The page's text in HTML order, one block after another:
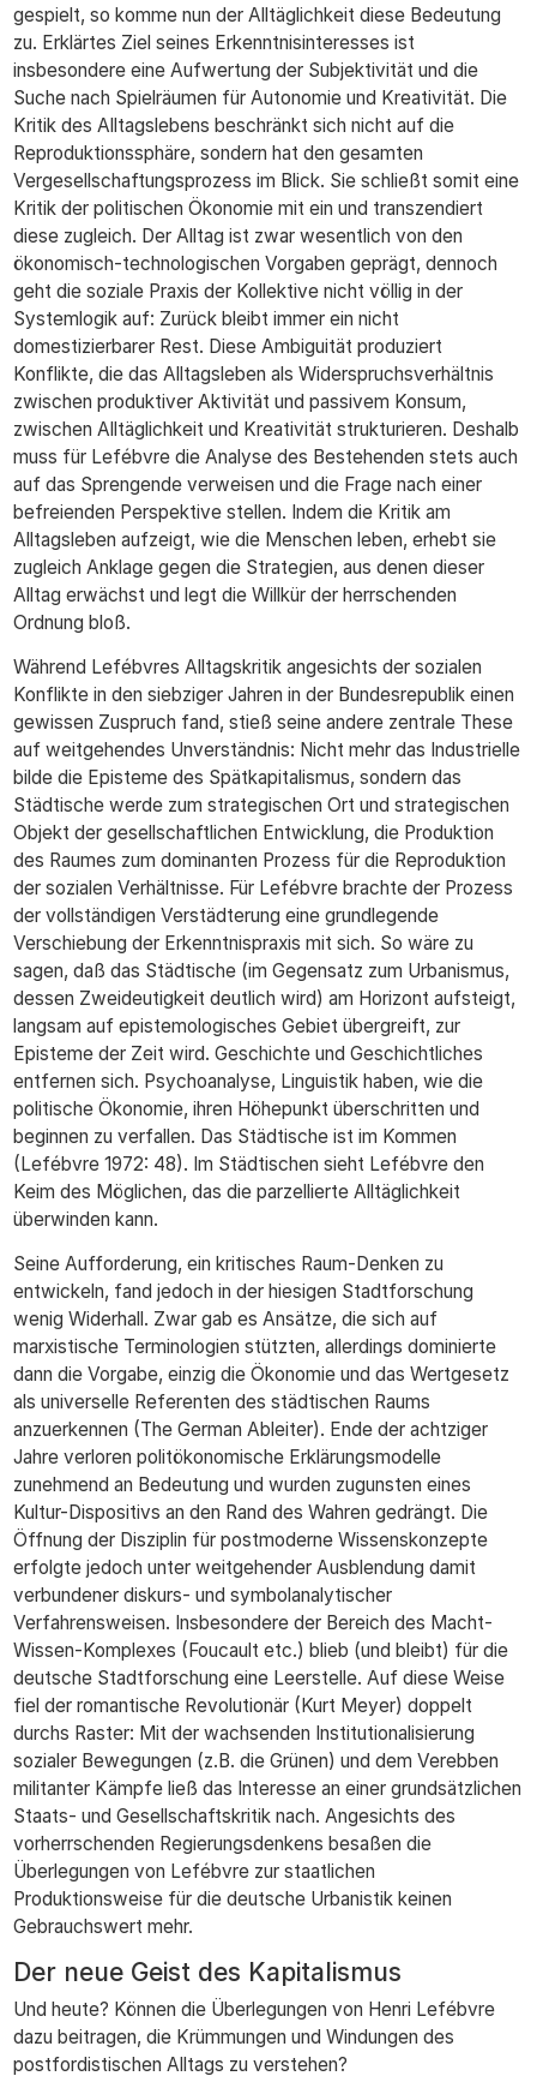
gespielt, so komme nun der Alltäglichkeit diese Bedeutung
zu. Erklärtes Ziel seines Erkenntnisinteresses ist
insbesondere eine Aufwertung der Subjektivität und die
Suche nach Spielräumen für Autonomie und Kreativität. Die
Kritik des Alltagslebens beschränkt sich nicht auf die
Reproduktionssphäre, sondern hat den gesamten
Vergesellschaftungsprozess im Blick. Sie schließt somit eine
Kritik der politischen Ökonomie mit ein und transzendiert
diese zugleich. Der Alltag ist zwar wesentlich von den
ökonomisch-technologischen Vorgaben geprägt, dennoch
geht die soziale Praxis der Kollektive nicht völlig in der
Systemlogik auf: Zurück bleibt immer ein nicht
domestizierbarer Rest. Diese Ambiguität produziert
Konflikte, die das Alltagsleben als Widerspruchsverhältnis
zwischen produktiver Aktivität und passivem Konsum,
zwischen Alltäglichkeit und Kreativität strukturieren. Deshalb
muss für Lefébvre die Analyse des Bestehenden stets auch
auf das Sprengende verweisen und die Frage nach einer
befreienden Perspektive stellen. Indem die Kritik am
Alltagsleben aufzeigt, wie die Menschen leben, erhebt sie
zugleich Anklage gegen die Strategien, aus denen dieser
Alltag erwächst und legt die Willkür der herrschenden
Ordnung bloß.
Während Lefébvres Alltagskritik angesichts der sozialen
Konflikte in den siebziger Jahren in der Bundesrepublik einen
gewissen Zuspruch fand, stieß seine andere zentrale These
auf weitgehendes Unverständnis: Nicht mehr das Industrielle
bilde die Episteme des Spätkapitalismus, sondern das
Städtische werde zum strategischen Ort und strategischen
Objekt der gesellschaftlichen Entwicklung, die Produktion
des Raumes zum dominanten Prozess für die Reproduktion
der sozialen Verhältnisse. Für Lefébvre brachte der Prozess
der vollständigen Verstädterung eine grundlegende
Verschiebung der Erkenntnispraxis mit sich. So wäre zu
sagen, daß das Städtische (im Gegensatz zum Urbanismus,
dessen Zweideutigkeit deutlich wird) am Horizont aufsteigt,
langsam auf epistemologisches Gebiet übergreift, zur
Episteme der Zeit wird. Geschichte und Geschichtliches
entfernen sich. Psychoanalyse, Linguistik haben, wie die
politische Ökonomie, ihren Höhepunkt überschritten und
beginnen zu verfallen. Das Städtische ist im Kommen
(Lefébvre 1972: 48). Im Städtischen sieht Lefébvre den
Keim des Möglichen, das die parzellierte Alltäglichkeit
überwinden kann.
Seine Aufforderung, ein kritisches Raum-Denken zu
entwickeln, fand jedoch in der hiesigen Stadtforschung
wenig Widerhall. Zwar gab es Ansätze, die sich auf
marxistische Terminologien stützten, allerdings dominierte
dann die Vorgabe, einzig die Ökonomie und das Wertgesetz
als universelle Referenten des städtischen Raums
anzuerkennen (The German Ableiter). Ende der achtziger
Jahre verloren politökonomische Erklärungsmodelle
zunehmend an Bedeutung und wurden zugunsten eines
Kultur-Dispositivs an den Rand des Wahren gedrängt. Die
Öffnung der Disziplin für postmoderne Wissenskonzepte
erfolgte jedoch unter weitgehender Ausblendung damit
verbundener diskurs- und symbolanalytischer
Verfahrensweisen. Insbesondere der Bereich des Macht-
Wissen-Komplexes (Foucault etc.) blieb (und bleibt) für die
deutsche Stadtforschung eine Leerstelle. Auf diese Weise
fiel der romantische Revolutionär (Kurt Meyer) doppelt
durchs Raster: Mit der wachsenden Institutionalisierung
sozialer Bewegungen (z.B. die Grünen) und dem Verebben
militanter Kämpfe ließ das Interesse an einer grundsätzlichen
Staats- und Gesellschaftskritik nach. Angesichts des
vorherrschenden Regierungsdenkens besaßen die
Überlegungen von Lefébvre zur staatlichen
Produktionsweise für die deutsche Urbanistik keinen
Gebrauchswert mehr.
Der neue Geist des Kapitalismus
Und heute? Können die Überlegungen von Henri Lefébvre
dazu beitragen, die Krümmungen und Windungen des
postfordistischen Alltags zu verstehen?